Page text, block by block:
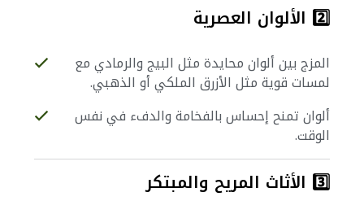
2️⃣ الألوان العصرية
المزج بين ألوان محايدة مثل البيج والرمادي مع
لمسات قوية مثل الأزرق الملكي أو الذهبي.
ألوان تمنح إحساس بالفخامة والدفء في نفس
الوقت.
3️⃣ الأثاث المريح والمبتكر